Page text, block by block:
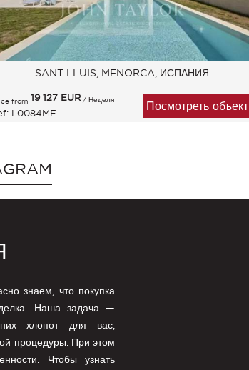
SANT LLUIS, MENORCA, ИСПАНИЯ
from 19 127 EUR / Неделя
L0084ME
Посмотреть объект
знаем, что покупка
Наша задача —
хлопот для вас,
процедуры. При этом
Чтобы узнать